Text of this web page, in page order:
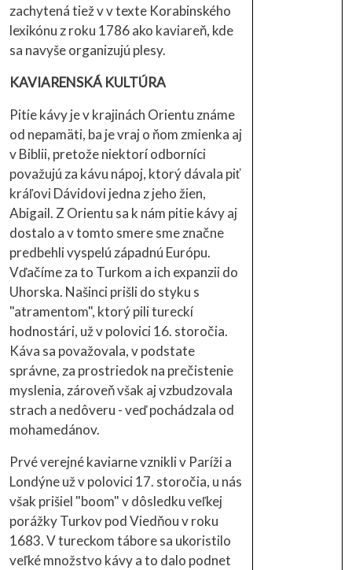
zachytená tiež v v texte Korabinského
lexikónu z roku 1786 ako kaviareň, kde
sa navyše organizujú plesy.
KAVIARENSKÁ KULTÚRA
Pitie kávy je v krajinách Orientu známe
od nepamäti, ba je vraj o ňom zmienka aj
v Biblii, pretože niektorí odborníci
považujú za kávu nápoj, ktorý dávala piť
kráľovi Dávidovi jedna z jeho žien,
Abigail. Z Orientu sa k nám pitie kávy aj
dostalo a v tomto smere sme značne
predbehli vyspelú západnú Európu.
Vďačíme za to Turkom a ich expanzii do
Uhorska. Našinci prišli do styku s
"atramentom", ktorý pili tureckí
hodnostári, už v polovici 16. storočia.
Káva sa považovala, v podstate
správne, za prostriedok na prečistenie
myslenia, zároveň však aj vzbudzovala
strach a nedôveru - veď pochádzala od
mohamedánov.
Prvé verejné kaviarne vznikli v Paríži a
Londýne už v polovici 17. storočia, u nás
však prišiel "boom" v dôsledku veľkej
porážky Turkov pod Viedňou v roku
1683. V tureckom tábore sa ukoristilo
veľké množstvo kávy a to dalo podnet